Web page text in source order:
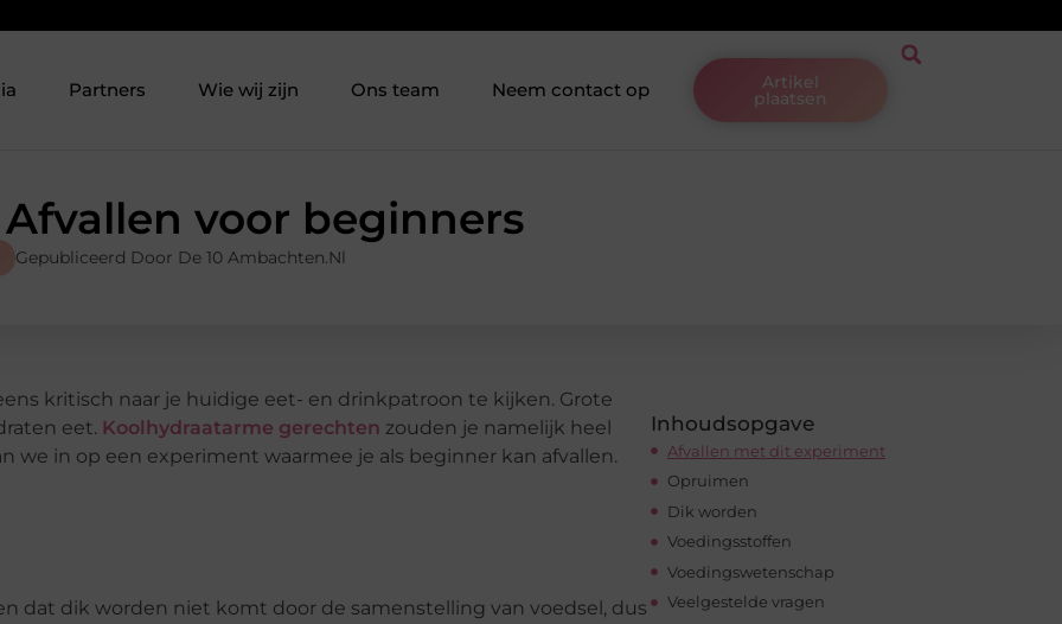
Partners Wie wij zijn Ons team Neem contact op Artikel
plaatsen
Afvallen voor beginners
Gepubliceerd Door De 10 Ambachten.nl
kritisch naar je huidige eet- en drinkpatroon te kijken. Grote
eet. Koolhydraatarme gerechten zouden je namelijk heel
we in op een experiment waarmee je als beginner kan afvallen.
dat dik worden niet komt door de samenstelling van voedsel, dus
Inhoudsopgave
Afvallen met dit experiment
Opruimen
Dik worden
Voedingsstoffen
Voedingswetenschap
Veelgestelde vragen